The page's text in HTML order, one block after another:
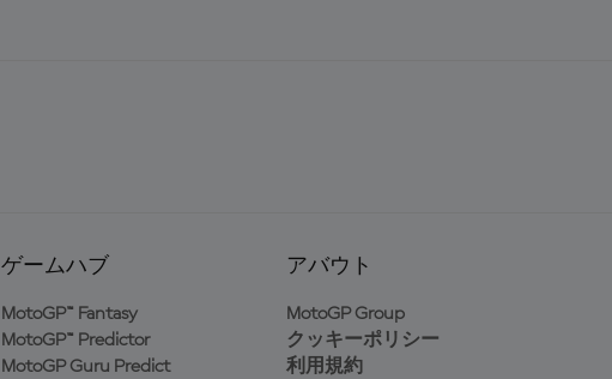
ゲームハブ
MotoGP™ Fantasy
MotoGP™ Predictor
MotoGP Guru Predict
アバウト
MotoGP Group
クッキーポリシー
利用規約